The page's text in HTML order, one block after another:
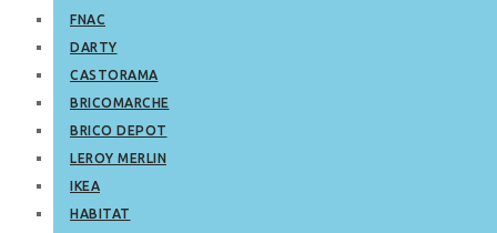
FNAC
DARTY
CASTORAMA
BRICOMARCHE
BRICO DEPOT
LEROY MERLIN
IKEA
HABITAT